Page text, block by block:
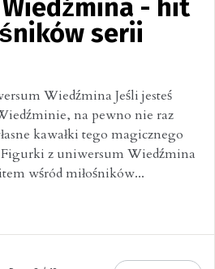
- hit
serii
Wiedźmina Jeśli jesteś
na pewno nie raz
kawałki tego magicznego
z uniwersum Wiedźmina
wśród miłośników...